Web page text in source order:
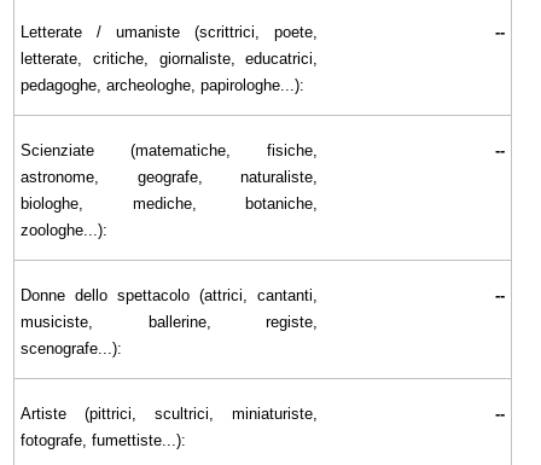
Letterate / umaniste (scrittrici, poete,
letterate, critiche, giornaliste, educatrici,
pedagoghe, archeologhe, papirologhe...):
--
Scienziate (matematiche, fisiche,
astronome, geografe, naturaliste,
biologhe, mediche, botaniche,
zoologhe...):
--
Donne dello spettacolo (attrici, cantanti,
musiciste, ballerine, registe,
scenografe...):
--
Artiste (pittrici, scultrici, miniaturiste,
fotografe, fumettiste...):
--